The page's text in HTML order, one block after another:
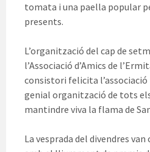
tomata i una paella popular
presents.
L’organització del cap de
l’Associació d’Amics de
consistori felicita
genial organització de tots
mantindre viva la flama de
La vesprada del divendres